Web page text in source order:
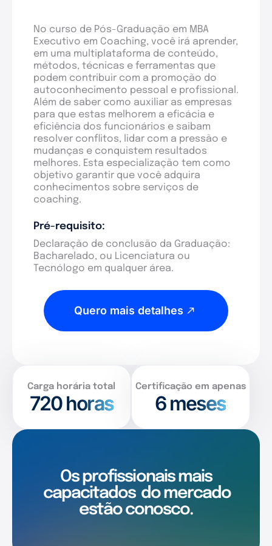
No curso de Pós-Graduação em MBA
Executivo em Coaching, você irá aprender,
em uma multiplataforma de conteúdo,
métodos, técnicas e ferramentas que
podem contribuir com a promoção do
autoconhecimento pessoal e profissional.
Além de saber como auxiliar as empresas
para que estas melhorem a eficácia e
eficiência dos funcionários e saibam
resolver conflitos, lidar com a pressão e
mudanças e conquistem resultados
melhores. Esta especialização tem como
objetivo garantir que você adquira
conhecimentos sobre serviços de
coaching.
Pré-requisito:
Declaração de conclusão da Graduação:
Bacharelado, ou Licenciatura ou
Tecnólogo em qualquer área.
Quero mais detalhes
Carga horária total
720horas
Certificação em apenas
6 meses
Os profissionais mais
capacitados do mercado
estão conosco.